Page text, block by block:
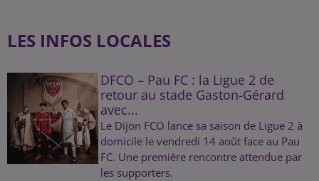
LES INFOS LOCALES
DFCO – Pau FC : la Ligue 2 de
retour au stade Gaston-Gérard
avec...
Le Dijon FCO lance sa saison de Ligue 2 à
domicile le vendredi 14 août face au Pau
FC. Une première rencontre attendue par
les supporters.